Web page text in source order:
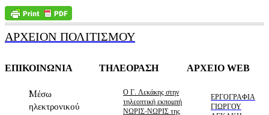
ΑΡΧΕΙΟΝ ΠΟΛΙΤΙΣΜΟΥ
ΕΠΙΚΟΙΝΩΝΙΑ
Mέσω
ηλεκτρονικού
ΤΗΛΕΟΡΑΣΗ
Ο Γ. Λεκάκης στην
τηλεοπτική εκπομπή
ΝΩΡΙΣ-ΝΩΡΙΣ της
ΑΡΧΕΙΟ WEB
ΕΡΓΟΓΡΑΦΙΑ
ΓΙΩΡΓΟΥ